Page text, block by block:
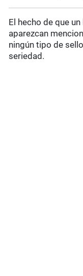
El hecho de que
aparezcan
ningún tipo de
seriedad.